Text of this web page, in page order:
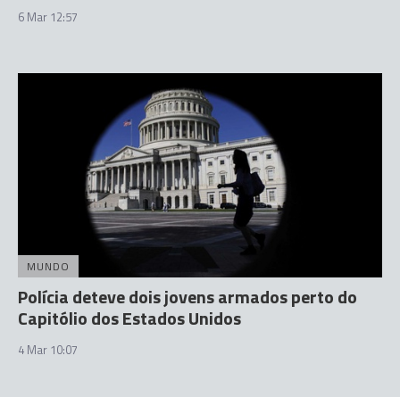
6 Mar 12:57
MUNDO
Polícia deteve dois jovens armados perto do
Capitólio dos Estados Unidos
4 Mar 10:07